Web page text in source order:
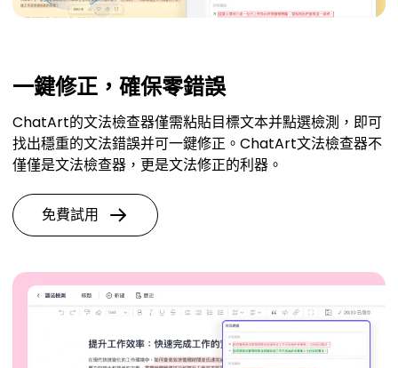
一鍵修正，確保零錯誤
ChatArt的文法檢查器僅需粘貼目標文本并點選檢測，即可
找出穩重的文法錯誤并可一鍵修正。ChatArt文法檢查器不
僅僅是文法檢查器，更是文法修正的利器。
免費試用